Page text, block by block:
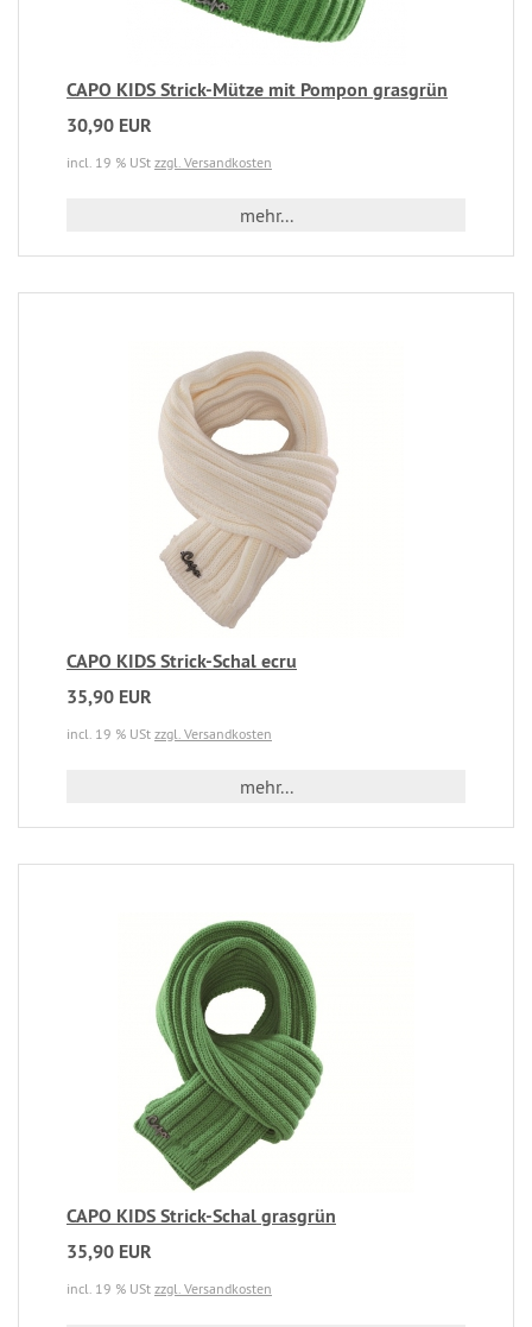
CAPO KIDS Strick-Mütze mit Pompon grasgrün
30,90 EUR
incl. 19 % USt zzgl. Versandkosten
mehr...
CAPO KIDS Strick-Schal ecru
35,90 EUR
incl. 19 % USt zzgl. Versandkosten
mehr...
CAPO KIDS Strick-Schal grasgrün
35,90 EUR
incl. 19 % USt zzgl. Versandkosten